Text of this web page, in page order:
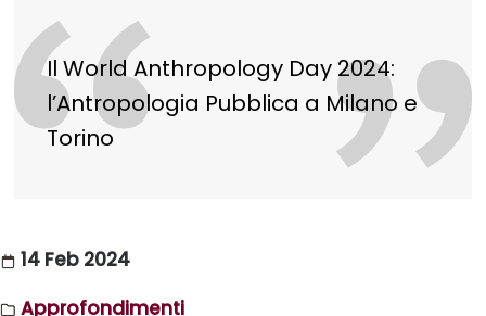
Il World Anthropology Day 2024:
l’Antropologia Pubblica a Milano e
Torino
14 Feb 2024
Approfondimenti